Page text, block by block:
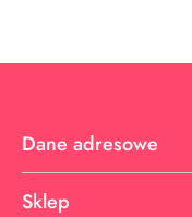
Dane adresowe
Sklep